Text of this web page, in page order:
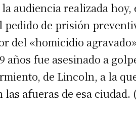
audiencia realizada
pedido de prisión
del «homicidio
años fue asesinado a
de Lincoln, a la
las afueras de esa ciudad.